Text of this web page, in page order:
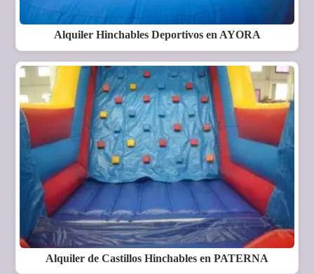
Alquiler Hinchables Deportivos en AYORA
Alquiler de Castillos Hinchables en PATERNA